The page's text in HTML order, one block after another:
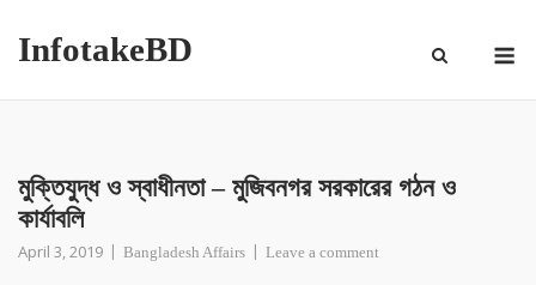
InfotakeBD
মু‌ক্তিযুদ্ধ ও স্বাধীনতা – মুজিবনগর সরকারের গঠন ও
কার্যাবলি
April 3, 2019 Bangladesh Affairs Leave a comment